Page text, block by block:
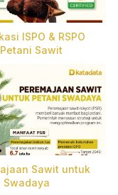
ISPO & RSPO
Sawit
Sawit untuk
Swadaya